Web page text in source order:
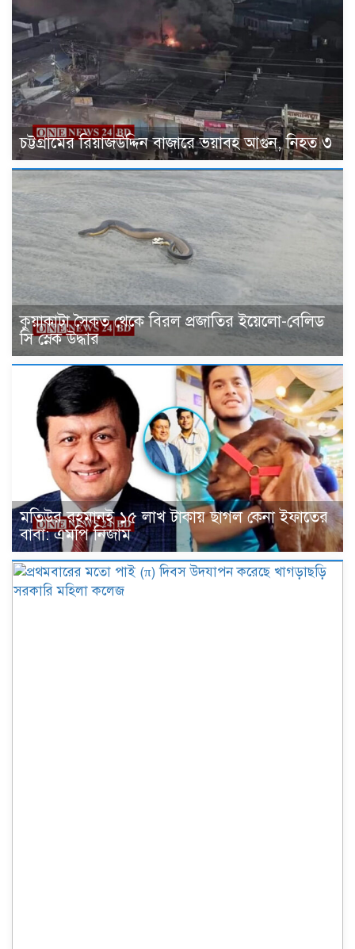
চট্টগ্রামের রিয়াজউদ্দিন বাজারে ভয়াবহ আগুন, নিহত ৩
কুয়াকাটা সৈকত থেকে বিরল প্রজাতির ইয়েলো-বেলিড
সি স্নেক উদ্ধার
মতিউর রহমানই ১৫ লাখ টাকায় ছাগল কেনা ইফাতের
বাবা: এমপি নিজাম